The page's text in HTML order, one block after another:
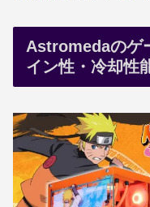
Astromedaのゲ
イン性・冷却性